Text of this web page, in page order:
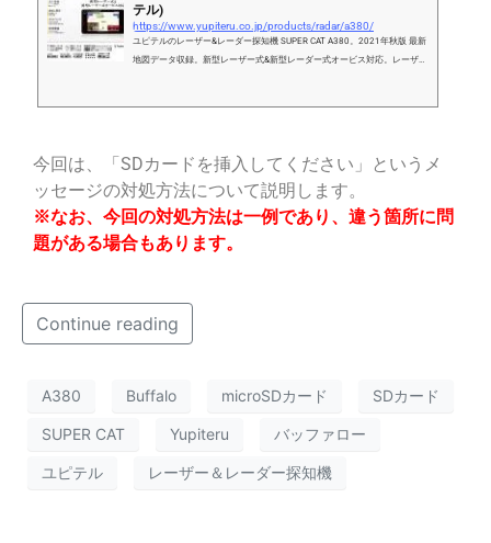
テル)
https://www.yupiteru.co.jp/products/radar/a380/
ユピテルのレーザー&レーダー探知機 SUPER CAT A380。2021年秋版 最新
地図データ収録。新型レーザー式&新型レーダー式オービス対応。レーザー
今回は、「SDカードを挿入してください」というメ
ッセージの対処方法について説明します。
※なお、今回の対処方法は一例であり、違う箇所に問
題がある場合もあります。
Continue reading
A380 Buffalo microSDカード SDカード
SUPER CAT Yupiteru バッファロー
ユピテル レーザー＆レーダー探知機